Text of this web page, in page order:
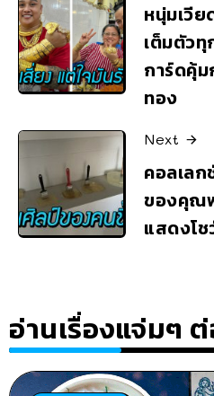
หนุ่มเวี
เต็มตัว
การ์ดคุ้ม
ทอง
Next
คอลเลก
ของคุณพ่
แสดงโช
อ่านเรื่องแจ่มๆ ต่